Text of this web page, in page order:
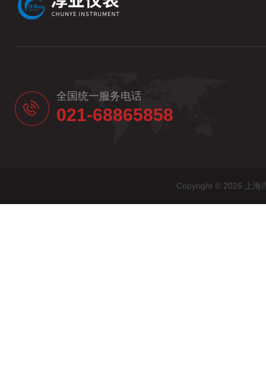
全国统一服务电话
021-68865858
Copyright © 2026 上